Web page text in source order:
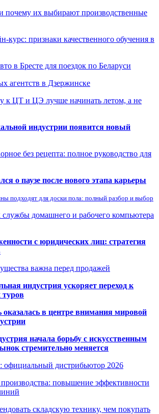
почему их выбирают производственные
курс: признаки качественного обучения в
в Бресте для поездок по Беларуси
агентств в Дзержинске
к ЦТ и ЦЭ лучше начинать летом, а не
индустрии появится новый
без рецепта: полное руководство для
о паузе после нового этапа карьеры
подходят для доски пола: полный разбор и выбор
службы домашнего и рабочего компьютера
с юридических лиц: стратегия
важна перед продажей
индустрия ускоряет переход к
туров
в центре внимания мировой
начала борьбу с искусственным
стремительно меняется
официальный дистрибьютор 2026
повышение эффективности
складскую технику, чем покупать